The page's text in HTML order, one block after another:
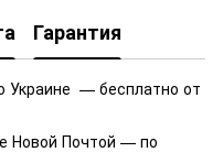
Гарантия
Украине — бесплатно от
Новой Почтой — по